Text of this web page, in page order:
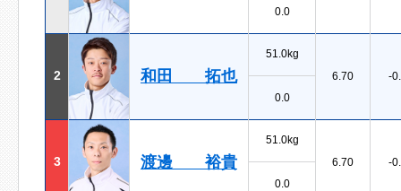
0.0
2 和田 拓也
51.0kg
6.70
-
0.0
3 渡邊 裕貴
51.0kg
6.70
-
0.0